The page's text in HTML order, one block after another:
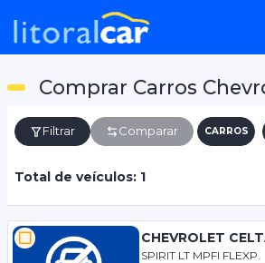
Comprar Carros
Filtrar Comparar CARROS
Total de veículos: 1
CHEVROLET
SPIRIT LT MPFI FLEXP.